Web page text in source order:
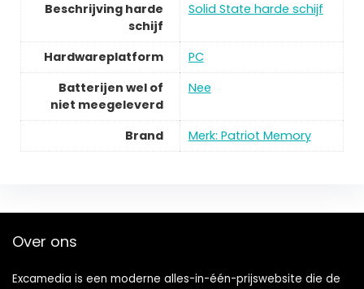
Beschrijving harde
schijf
Solid State harde schijf
Hardwareplatform
PC
Batterijen wel of
niet meegeleverd
Nee
Brand Merk: Patriot Memory
Over ons
Excamedia is een moderne alles-in-één-prijswebsite die de